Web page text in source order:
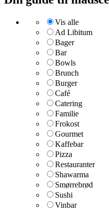
Vis alle
Ad Libitum
Bager
Bar
Bowls
Brunch
Burger
Café
Catering
Familie
Frokost
Gourmet
Kaffebar
Pizza
Restauranter
Shawarma
Smørrebrød
Sushi
Vinbar